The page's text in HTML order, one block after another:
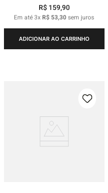
R$ 159,90
Em até3xR$ 53,30sem juros
ADICIONAR AO CARRINHO